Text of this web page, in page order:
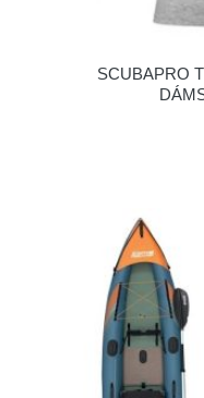
SCUBAPRO